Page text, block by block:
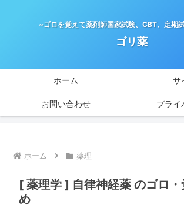
~ゴロを覚えて薬剤師国家試験、CBT、定期
ゴリ薬
ホーム サ
お問い合わせ プライ
ホーム 薬理
[ 薬理学 ] 自律神経薬 のゴロ・
め